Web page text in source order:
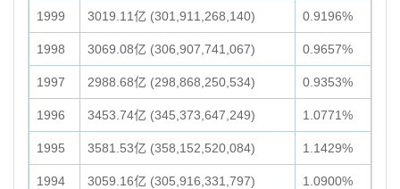
1999 3019.11亿 (301,911,268,140) 0.9196%
1998 3069.08亿 (306,907,741,067) 0.9657%
1997 2988.68亿 (298,868,250,534) 0.9353%
1996 3453.74亿 (345,373,647,249) 1.0771%
1995 3581.53亿 (358,152,520,084) 1.1429%
1994 3059.16亿 (305,916,331,797) 1.0900%